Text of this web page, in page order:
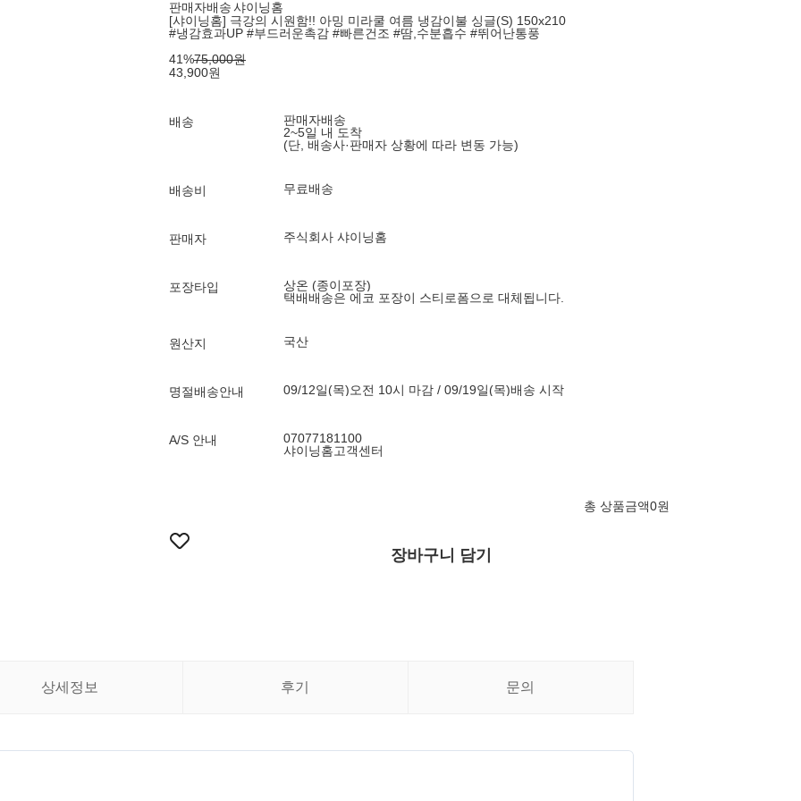
판매자배송샤이닝홈
[샤이닝홈] 극강의 시원함!! 아밍 미라쿨 여름 냉감이불 싱글(S) 150x210
#냉감효과UP #부드러운촉감 #빠른건조 #땀,수분흡수 #뛰어난통풍
41%75,000원
43,900원
배송
판매자배송
2~5일 내 도착
(단, 배송사·판매자 상황에 따라 변동 가능)
배송비 무료배송
판매자 주식회사 샤이닝홈
포장타입
상온 (종이포장)
택배배송은 에코 포장이 스티로폼으로 대체됩니다.
원산지 국산
명절배송안내 09/12일(목)오전 10시 마감 / 09/19일(목)배송 시작
A/S 안내
07077181100
샤이닝홈고객센터
총 상품금액0원
장바구니 담기
상세정보 후기 문의